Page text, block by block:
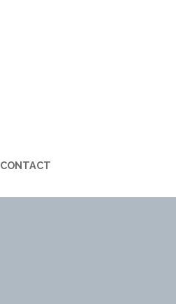
CONTACT